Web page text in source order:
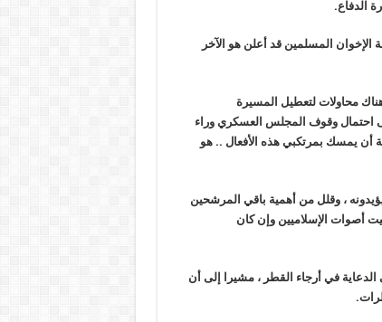
الدفاع.
الإخوان المسلمين قد أعلن هو الآخر
محاولات لتعطيل المسيرة
احتمال وقوف المجلس العسكري وراء
أن يمسك بمرتكبي هذه الأفعال .. هو
، وقلل من أهمية باقي المرشحين
أصوات الإسلاميين وإن كان
في أرجاء القطر ، مشيرا إلى أن